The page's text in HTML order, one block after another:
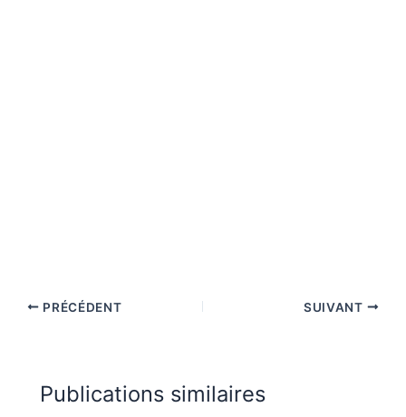
PRÉCÉDENT SUIVANT
Publications similaires